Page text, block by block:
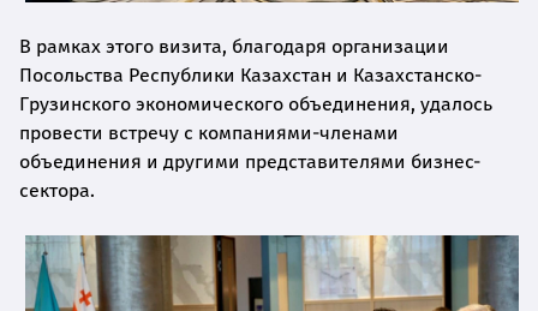
В рамках этого визита, благодаря организации
Посольства Республики Казахстан и Казахстанско-
Грузинского экономического объединения, удалось
провести встречу с компаниями-членами
объединения и другими представителями бизнес-
сектора.